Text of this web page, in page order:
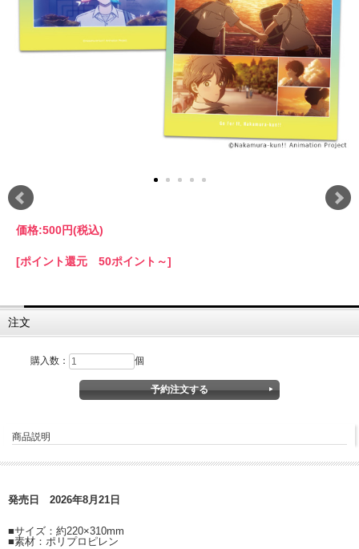
価格:500円(税込)
[ポイント還元 50ポイント～]
注文
購入数： 個
商品説明
発売日 2026年8月21日
■サイズ：約220×310mm
■素材：ポリプロピレン